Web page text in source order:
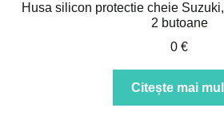
Husa silicon protectie cheie
2 butoane
0 €
Citește mai